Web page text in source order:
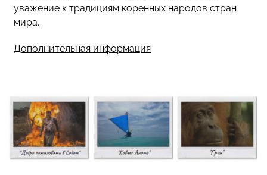
уважение к традициям коренных народов стран
мира.
Дополнительная информация